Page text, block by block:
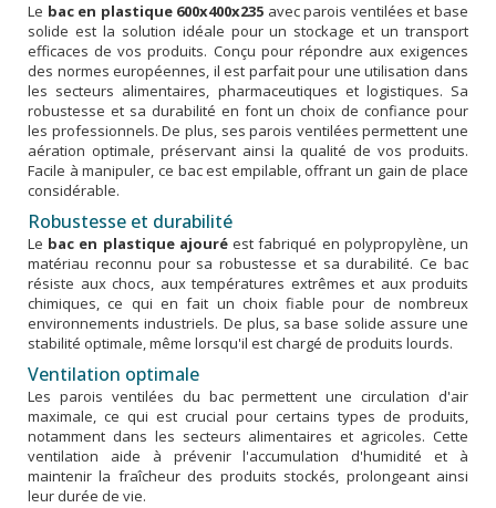
Le bac en plastique 600x400x235 avec parois ventilées et base
solide est la solution idéale pour un stockage et un transport
efficaces de vos produits. Conçu pour répondre aux exigences
des normes européennes, il est parfait pour une utilisation dans
les secteurs alimentaires, pharmaceutiques et logistiques. Sa
robustesse et sa durabilité en font un choix de confiance pour
les professionnels. De plus, ses parois ventilées permettent une
aération optimale, préservant ainsi la qualité de vos produits.
Facile à manipuler, ce bac est empilable, offrant un gain de place
considérable.
Robustesse et durabilité
Le bac en plastique ajouréest fabriqué en polypropylène, un
matériau reconnu pour sa robustesse et sa durabilité. Ce bac
résiste aux chocs, aux températures extrêmes et aux produits
chimiques, ce qui en fait un choix fiable pour de nombreux
environnements industriels. De plus, sa base solide assure une
stabilité optimale, même lorsqu'il est chargé de produits lourds.
Ventilation optimale
Les parois ventilées du bac permettent une circulation d'air
maximale, ce qui est crucial pour certains types de produits,
notamment dans les secteurs alimentaires et agricoles. Cette
ventilation aide à prévenir l'accumulation d'humidité et à
maintenir la fraîcheur des produits stockés, prolongeant ainsi
leur durée de vie.